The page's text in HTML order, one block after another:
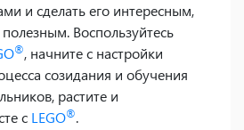
и сделать его интересным,
Воспользуйтесь
®, начните с настройки
созидания и обучения
растите и
с LEGO®.